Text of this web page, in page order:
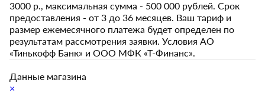
3000 р., максимальная сумма - 500 000 рублей. Срок
предоставления - от 3 до 36 месяцев. Ваш тариф и
размер ежемесячного платежа будет определен по
результатам рассмотрения заявки. Условия АО
«Тинькофф Банк» и ООО МФК «Т-Финанс».
Данные магазина
×